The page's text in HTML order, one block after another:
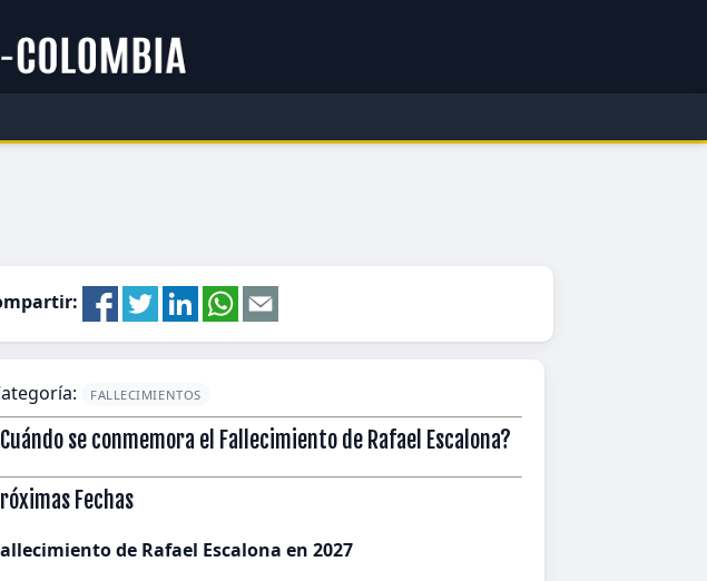
FALLECIMIENTOS
se conmemora el Fallecimiento de Rafael Escalona?
Fechas
de Rafael Escalona en 2027